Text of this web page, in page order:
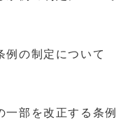
の制定について
部を改正する条例